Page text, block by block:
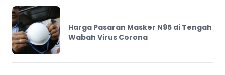
Harga Pasaran Masker N95 di Tengah
Wabah Virus Corona